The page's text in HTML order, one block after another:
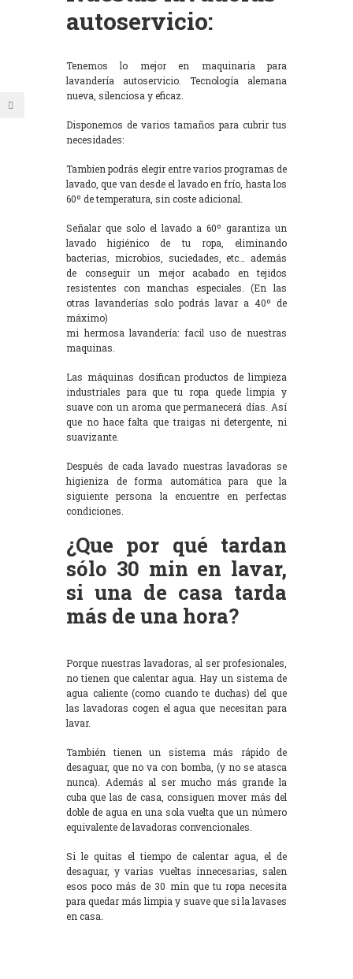
autoservicio:
Tenemos lo mejor en maquinaria para
lavandería autoservicio. Tecnología alemana
nueva, silenciosa y eficaz.
Disponemos de varios tamaños para cubrir tus
necesidades:
Tambien podrás elegir entre varios programas de
lavado, que van desde el lavado en frío, hasta los
60º de temperatura, sin coste adicional.
Señalar que solo el lavado a 60º garantiza un
lavado higiénico de tu ropa, eliminando
bacterias, microbios, suciedades, etc… además
de conseguir un mejor acabado en tejidos
resistentes con manchas especiales. (En las
otras lavanderías solo podrás lavar a 40º de
máximo)
mi hermosa lavandería: facil uso de nuestras
maquinas.
Las máquinas dosifican productos de limpieza
industriales para que tu ropa quede limpia y
suave con un aroma que permanecerá días. Así
que no hace falta que traigas ni detergente, ni
suavizante.
Después de cada lavado nuestras lavadoras se
higieniza de forma automática para que la
siguiente persona la encuentre en perfectas
condiciones.
¿Que por qué tardan
sólo 30 min en lavar,
si una de casa tarda
más de una hora?
Porque nuestras lavadoras, al ser profesionales,
no tienen que calentar agua. Hay un sistema de
agua caliente (como cuando te duchas) del que
las lavadoras cogen el agua que necesitan para
lavar.
También tienen un sistema más rápido de
desaguar, que no va con bomba, (y no se atasca
nunca). Además al ser mucho más grande la
cuba que las de casa, consiguen mover más del
doble de agua en una sola vuelta que un número
equivalente de lavadoras convencionales.
Si le quitas el tiempo de calentar agua, el de
desaguar, y varias vueltas innecesarias, salen
esos poco más de 30 min que tu ropa necesita
para quedar más limpia y suave que si la lavases
en casa.